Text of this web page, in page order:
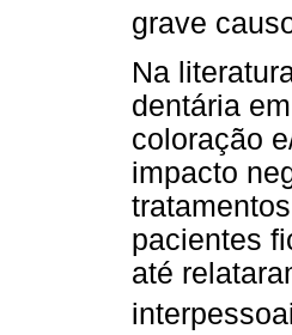
grave
Na
dentária
coloração
impacto
pacientes
até